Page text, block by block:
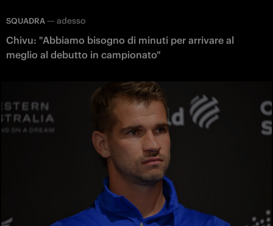
SQUADRA — adesso
Chivu: "Abbiamo bisogno di minuti per arrivare al
meglio al debutto in campionato"